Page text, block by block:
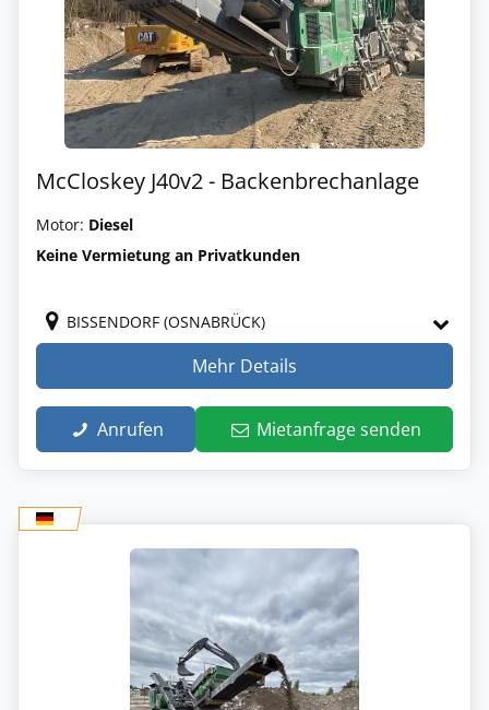
McCloskey J40v2 - Backenbrechanlage
Motor: Diesel
Keine Vermietung an Privatkunden
BISSENDORF (OSNABRÜCK)
Mehr Details
Anrufen Mietanfrage senden